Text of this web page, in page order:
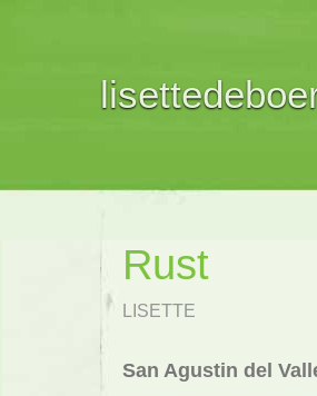
Rust
LISETTE
San Agustin del